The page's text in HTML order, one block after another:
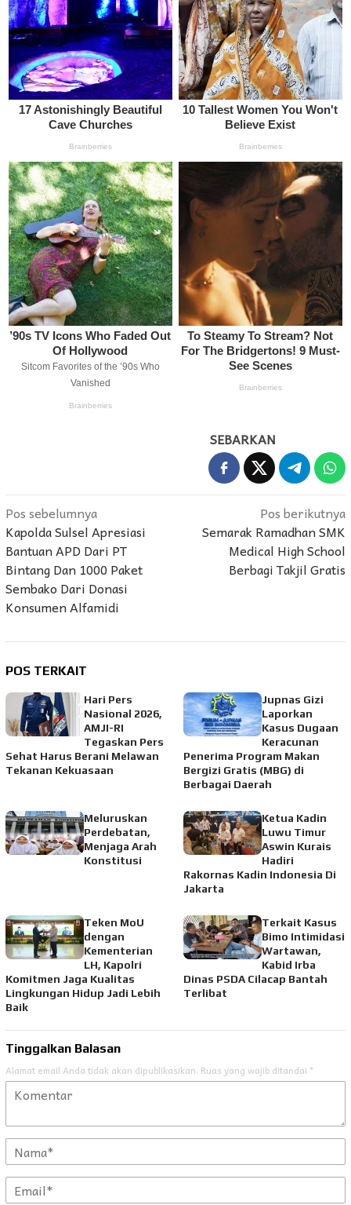
SEBARKAN
Navigasi
pos
Pos sebelumnya
Kapolda Sulsel Apresiasi
Bantuan APD Dari PT
Bintang Dan 1000 Paket
Sembako Dari Donasi
Konsumen Alfamidi
Pos berikutnya
Semarak Ramadhan SMK
Medical High School
Berbagi Takjil Gratis
POS TERKAIT
Hari Pers
Nasional 2026,
AMJI-RI
Tegaskan Pers
Sehat Harus Berani Melawan
Tekanan Kekuasaan
Jupnas Gizi
Laporkan
Kasus Dugaan
Keracunan
Penerima Program Makan
Bergizi Gratis (MBG) di
Berbagai Daerah
Meluruskan
Perdebatan,
Menjaga Arah
Konstitusi
Ketua Kadin
Luwu Timur
Aswin Kurais
Hadiri
Rakornas Kadin Indonesia Di
Jakarta
Teken MoU
dengan
Kementerian
LH, Kapolri
Komitmen Jaga Kualitas
Lingkungan Hidup Jadi Lebih
Baik
Terkait Kasus
Bimo Intimidasi
Wartawan,
Kabid Irba
Dinas PSDA Cilacap Bantah
Terlibat
Tinggalkan Balasan
Alamat email Anda tidak akan dipublikasikan. Ruas yang wajib ditandai *